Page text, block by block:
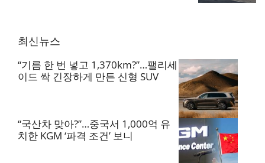
최신뉴스
“기름 한 번 넣고 1,370km?”…팰리세
이드 싹 긴장하게 만든 신형 SUV
“국산차 맞아?”…중국서 1,000억 유
치한 KGM ‘파격 조건’ 보니